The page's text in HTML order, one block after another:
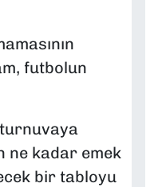
futbolun
ne kadar emek
bir tabloyu